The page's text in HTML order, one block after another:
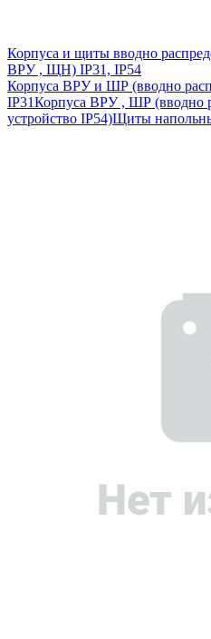
Корпуса и щиты вводно
ВРУ , ЩН) IP31, IP54
Корпуса ВРУ и ШР (вводно
IP31Корпуса ВРУ , ШР (вводно
устройство IP54)Щиты